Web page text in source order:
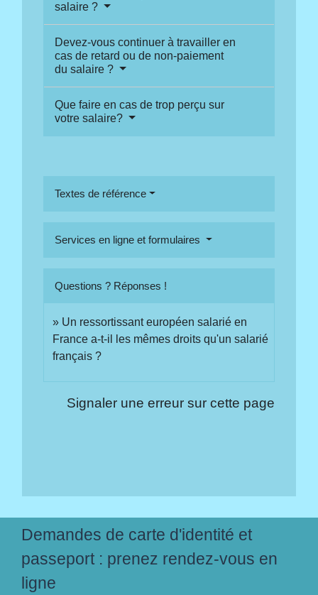
salaire ?
Devez-vous continuer à travailler en
cas de retard ou de non-paiement
du salaire ?
Que faire en cas de trop perçu sur
votre salaire?
Textes de référence
Services en ligne et formulaires
Questions ? Réponses !
Un ressortissant européen salarié en
France a-t-il les mêmes droits qu'un salarié
français ?
Signaler une erreur sur cette page
Demandes de carte d'identité et
passeport : prenez rendez-vous en
ligne